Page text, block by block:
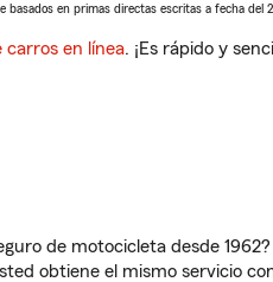
basados en primas directas escritas a fecha del
carros en línea. ¡Es rápido y
de motocicleta desde
obtiene el mismo servicio